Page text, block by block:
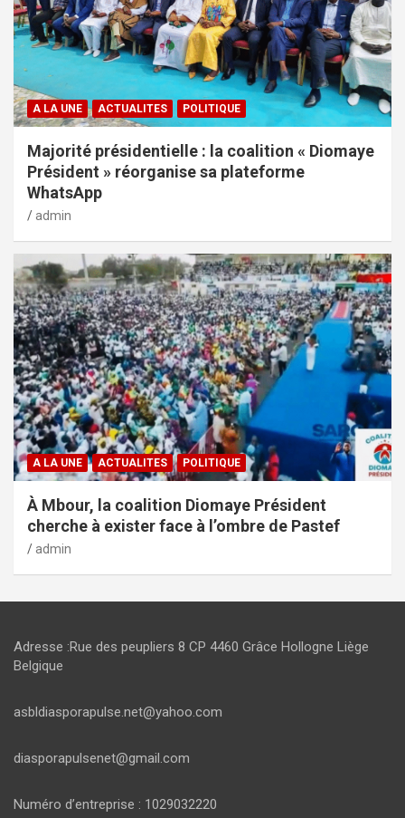
A LA UNE ACTUALITES POLITIQUE
Majorité présidentielle : la coalition « Diomaye
Président » réorganise sa plateforme
WhatsApp
admin
A LA UNE ACTUALITES POLITIQUE
À Mbour, la coalition Diomaye Président
cherche à exister face à l’ombre de Pastef
admin
Adresse :Rue des peupliers 8 CP 4460 Grâce Hollogne Liège
Belgique
asbldiasporapulse.net@yahoo.com
diasporapulsenet@gmail.com
Numéro d’entreprise : 1029032220